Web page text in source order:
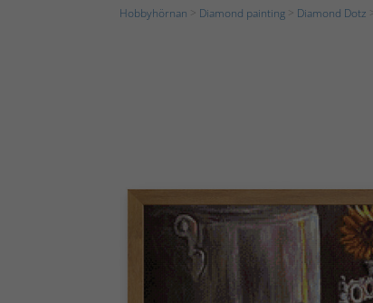
Hobbyhörnan Diamond painting Diamond Dotz